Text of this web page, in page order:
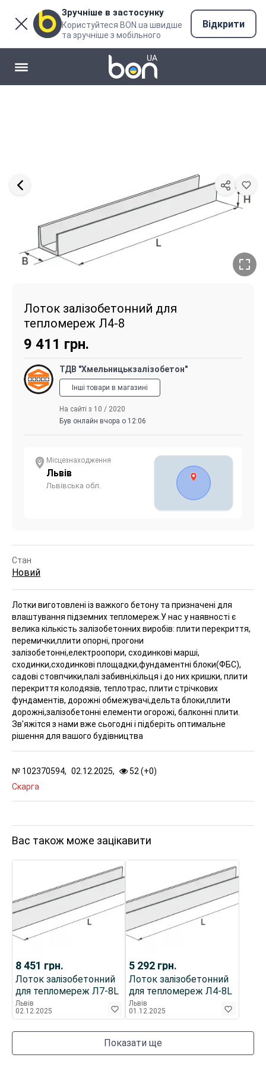
Зручніше в застосунку
Користуйтеся BON.ua швидше
та зручніше з мобільного
Відкрити
Лоток залізобетонний для
тепломереж Л4-8
9 411 грн.
ТДВ "Хмельницькзалізобетон"
Інші товари в магазині
На сайті з 10 / 2020
Був онлайн вчора о 12:06
Місцезнаходження
Львів
Львівська обл.
Стан
Новий
Лотки виготовлені із важкого бетону та призначені для
влаштування підземних тепломереж.У нас у наявності є
велика кількість залізобетонних виробів: плити перекриття,
перемички,плити опорні, прогони
залізобетонні,електроопори, сходинкові марші,
сходинки,сходинкові площадки,фундаментні блоки(ФБС),
садові стовпчики,палі забивні,кільця і до них кришки, плити
перекриття колодязів, теплотрас, плити стрічкових
фундаментів, дорожні обмежувачі,дельта блоки,плити
дорожні,залізобетонні елементи огорожі, балконні плити.
Зв'яжітся з нами вже сьогодні і підберіть оптимальне
рішення для вашого будівництва
№ 102370594, 02.12.2025, 52 (+0)
Скарга
Вас також може зацікавити
8 451 грн.
Лоток залізобетонний
для тепломереж Л7-8L
Львів
02.12.2025
5 292 грн.
Лоток залізобетонний
для тепломереж Л4-8L
Львів
01.12.2025
Показати ще